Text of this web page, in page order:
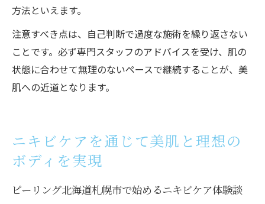
方法といえます。
注意すべき点は、自己判断で過度な施術を繰り返さない
ことです。必ず専門スタッフのアドバイスを受け、肌の
状態に合わせて無理のないペースで継続することが、美
肌への近道となります。
ニキビケアを通じて美肌と理想の
ボディを実現
ピーリング北海道札幌市で始めるニキビケア体験談